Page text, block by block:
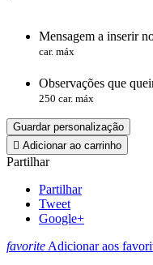
Mensagem a inserir
car. máx
Observações que
250 car. máx
Guardar personalização
 Adicionar ao carrinho
Partilhar
Partilhar
Tweet
Google+
favorite Adicionar aos